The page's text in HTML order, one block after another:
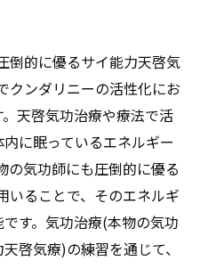
倒的に優るサイ能力天啓気
クンダリニーの活性化にお
天啓気功治療や療法で活
に眠っているエネルギー
の気功師にも圧倒的に優る
いることで、そのエネルギ
す。気功治療(本物の気功
啓気療)の練習を通じて、